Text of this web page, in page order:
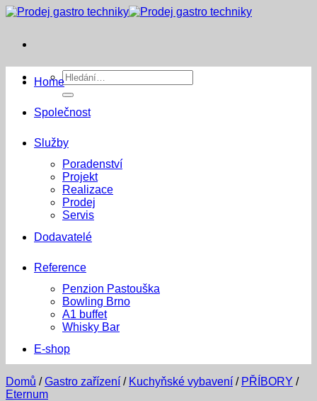
Přeskočit
Hledat:
Home
Společnost
Služby
Poradenství
Projekt
Realizace
Prodej
Servis
Dodavatelé
Reference
Penzion Pastouška
Bowling Brno
A1 buffet
Whisky Bar
E-shop
Domů / Gastro zařízení / Kuchyňské vybavení / PŘÍBORY /
Eternum